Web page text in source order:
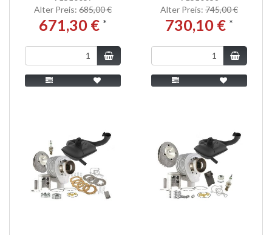
Alter Preis: 685,00 €
671,30 € *
Alter Preis: 745,00 €
730,10 € *